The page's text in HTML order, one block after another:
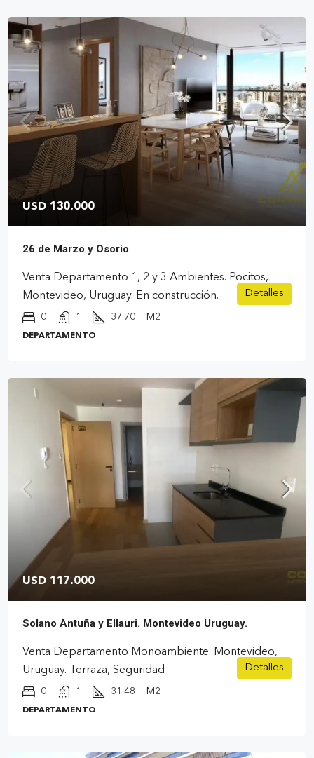
USD 130.000
26 de Marzo y Osorio
Venta Departamento 1, 2 y 3 Ambientes. Pocitos,
Montevideo, Uruguay. En construcción.
0 1 37.70 M2
DEPARTAMENTO
Detalles
USD 117.000
Solano Antuña y Ellauri. Montevideo Uruguay.
Venta Departamento Monoambiente. Montevideo,
Uruguay. Terraza, Seguridad
0 1 31.48 M2
DEPARTAMENTO
Detalles